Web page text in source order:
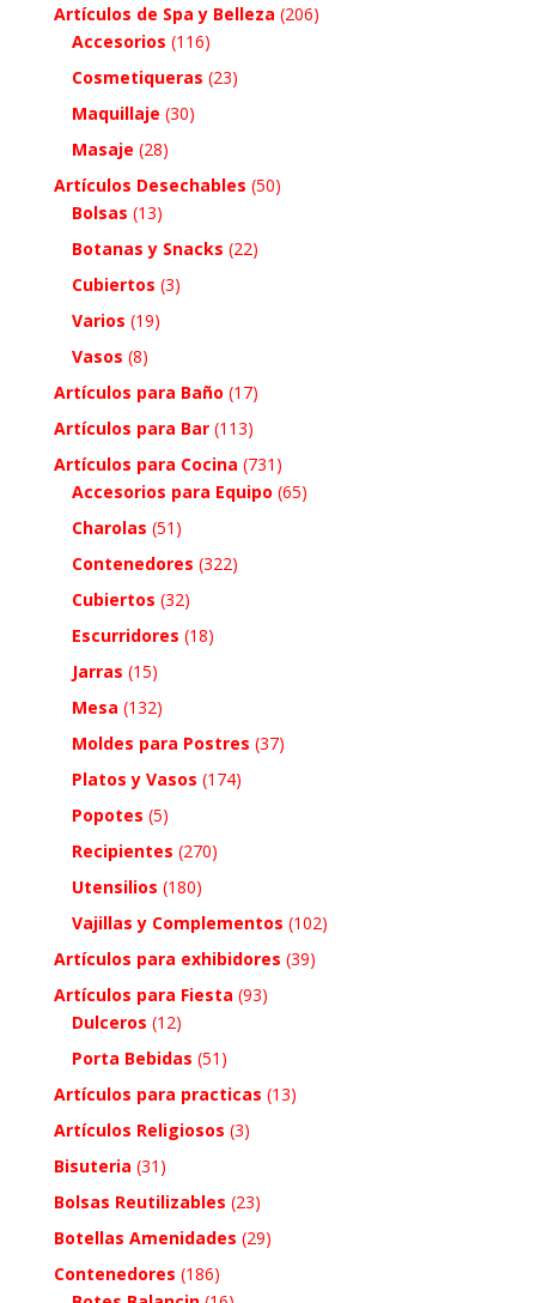
Artículos de Spa y Belleza (206)
Accesorios (116)
Cosmetiqueras (23)
Maquillaje (30)
Masaje (28)
Artículos Desechables (50)
Bolsas (13)
Botanas y Snacks (22)
Cubiertos (3)
Varios (19)
Vasos (8)
Artículos para Baño (17)
Artículos para Bar (113)
Artículos para Cocina (731)
Accesorios para Equipo (65)
Charolas (51)
Contenedores (322)
Cubiertos (32)
Escurridores (18)
Jarras (15)
Mesa (132)
Moldes para Postres (37)
Platos y Vasos (174)
Popotes (5)
Recipientes (270)
Utensilios (180)
Vajillas y Complementos (102)
Artículos para exhibidores (39)
Artículos para Fiesta (93)
Dulceros (12)
Porta Bebidas (51)
Artículos para practicas (13)
Artículos Religiosos (3)
Bisuteria (31)
Bolsas Reutilizables (23)
Botellas Amenidades (29)
Contenedores (186)